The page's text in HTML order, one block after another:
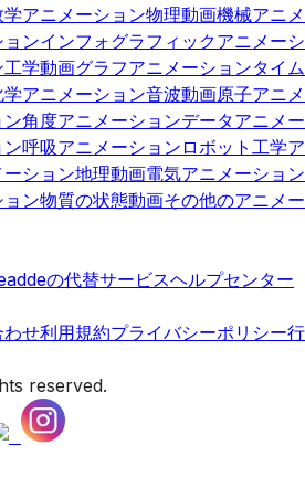
学アニメーション物理動画機械アニメ
ンインフォグラフィックアニメーシ
工学動画グラフアニメーションタイム
学アニメーション音波動画原子アニメ
角度アニメーションデータアニメー
呼吸アニメーション ロボット工学ア
ション地理動画電気アニメーション
ン物質の状態動画その他のアニメー
の代替サービスヘルプセンター
わせ利用規約プライバシーポリシー行
reserved.